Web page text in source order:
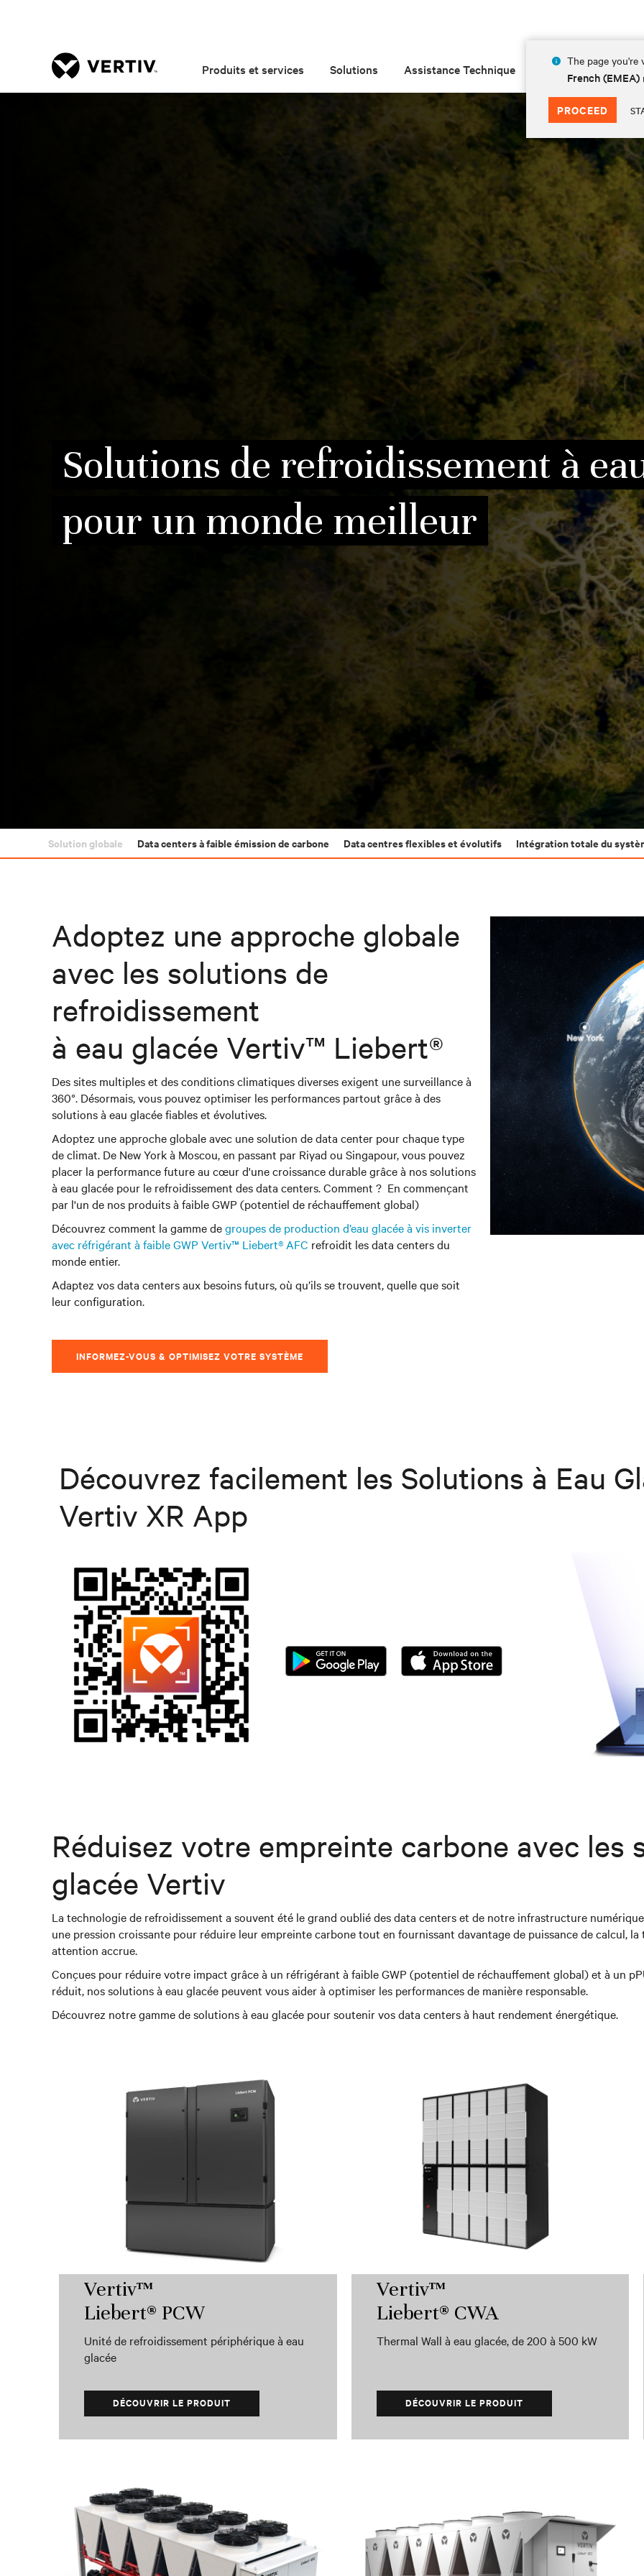
The page you're
French (EMEA)
PROCEED
Produits et services Solutions Assistance Technique Insights À
Solutions de refroidissement à
pour un monde meilleur
Solution globale Data centers à faible émission de carbone Data centres flexibles et évolutifs Intégration totale du
Adoptez une approche globale
avec les solutions de
refroidissement
à eau glacée Vertiv™ Liebert®
Des sites multiples et des conditions climatiques diverses exigent une surveillance à
360°. Désormais, vous pouvez optimiser les performances partout grâce à des
solutions à eau glacée fiables et évolutives.
Adoptez une approche globale avec une solution de data center pour chaque type
de climat. De New York à Moscou, en passant par Riyad ou Singapour, vous pouvez
placer la performance future au cœur d'une croissance durable grâce à nos solutions
à eau glacée pour le refroidissement des data centers. Comment ? En commençant
par l'un de nos produits à faible GWP (potentiel de réchauffement global)
Découvrez comment la gamme degroupes de production d’eau glacée à vis inverter
avec réfrigérant à faible GWP Vertiv™ Liebert® AFC refroidit les data centers du
monde entier.
Adaptez vos data centers aux besoins futurs, où qu’ils se trouvent, quelle que soit
leur configuration.
INFORMEZ-VOUS & OPTIMISEZ VOTRE SYSTÈME
Découvrez facilement les Solutions à Eau
Vertiv XR App
Réduisez votre empreinte carbone avec les
glacée Vertiv
La technologie de refroidissement a souvent été le grand oublié des data centers et de notre infrastructure
une pression croissante pour réduire leur empreinte carbone tout en fournissant davantage de puissance de calcul,
attention accrue.
Conçues pour réduire votre impact grâce à un réfrigérant à faible GWP (potentiel de réchauffement global) et à un
réduit, nos solutions à eau glacée peuvent vous aider à optimiser les performances de manière responsable.
Découvrez notre gamme de solutions à eau glacée pour soutenir vos data centers à haut rendement énergétique.
Vertiv™
Liebert® PCW
Unité de refroidissement périphérique à eau
glacée
DÉCOUVRIR LE PRODUIT
Vertiv™
Liebert® CWA
Thermal Wall à eau glacée, de 200 à 500 kW
DÉCOUVRIR LE PRODUIT